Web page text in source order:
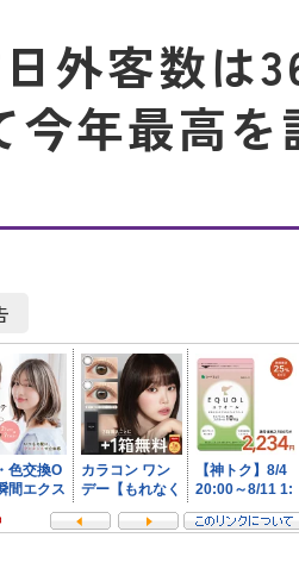
外客数は
今年最高を